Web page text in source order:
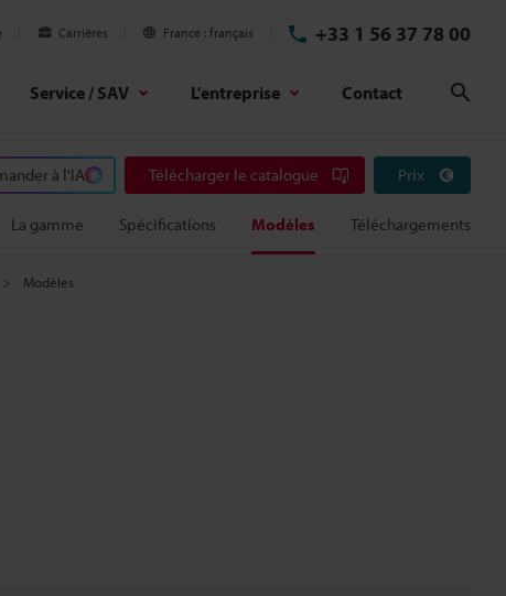
Carrières France français +33 1 56 37 78 00
Service / SAV L'entreprise Contact
à l'IA Télécharger le catalogue Prix
La gamme Spécifications Modèles Téléchargements
Modèles